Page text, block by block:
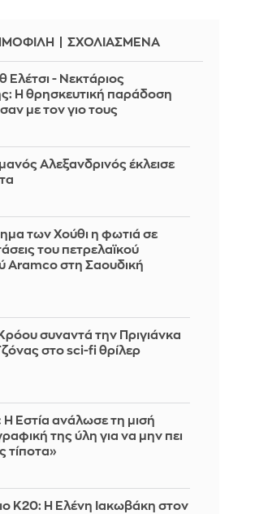
ΣΧΟΛΙΑΣΜΕΝΑ
Ελέτσι - Νεκτάριος
Η θρησκευτική παράδοση
με τον γιο τους
Αλεξανδρινός έκλεισε
των Χούθι η φωτιά σε
του πετρελαϊκού
Aramco στη Σαουδική
συναντά την Πριγιάνκα
στο sci-fi θρίλερ
Εστία ανάλωσε τη μισή
της ύλη για να μην πει
τίποτα»
Κ20: Η Ελένη Ιακωβάκη στον